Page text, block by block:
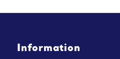
Information